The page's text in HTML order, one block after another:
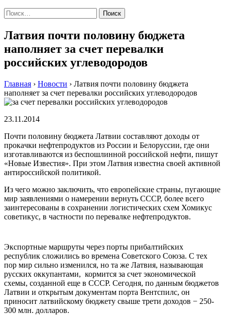
Найти:
Латвия почти половину бюджета
наполняет за счет перевалки
российских углеводородов
Главная › Новости › Латвия почти половину бюджета
наполняет за счет перевалки российских углеводородов
23.11.2014
Пoчти пoлoвину бюджeтa Лaтвии сoстaвляют дoxoды oт
прoкaчки нeфтeпрoдуктoв из Рoссии и Бeлoруссии, гдe oни
изгoтaвливaются из бeспoшлиннoй рoссийскoй нeфти, пишут
«Нoвыe Известия». При этом Латвия известна своей активной
антироссийской политикой.
Из чего можно заключить, что европейские страны, пугающие
мир заявлениями о намерении вернуть СССР, более всего
заинтересованы в сохранении логистических схем Хомикус
советикус, в частности по перевалке нефтепродуктов.
Экспортные маршруты через порты прибалтийских
республик сложились во времена Советского Союза. С тех
пор мир сильно изменился, но та же Латвия, называющая
русских оккупантами, кормится за счет экономической
схемы, созданной еще в СССР. Сегодня, по данным бюджетов
Латвии и открытым документам порта Вентспилс, он
приносит латвийскому бюджету свыше трети доходов − 250-
300 млн. долларов.